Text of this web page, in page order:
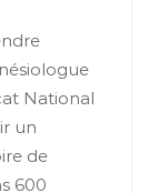
National
un
de
600